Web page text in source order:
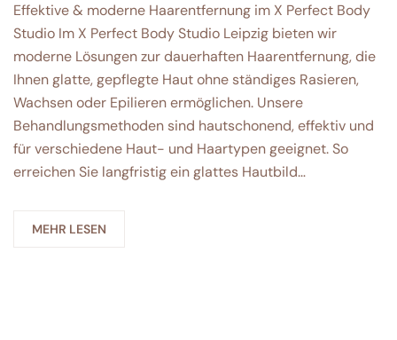
Effektive & moderne Haarentfernung im X Perfect Body
Studio Im X Perfect Body Studio Leipzig bieten wir
moderne Lösungen zur dauerhaften Haarentfernung, die
Ihnen glatte, gepflegte Haut ohne ständiges Rasieren,
Wachsen oder Epilieren ermöglichen. Unsere
Behandlungsmethoden sind hautschonend, effektiv und
für verschiedene Haut- und Haartypen geeignet. So
erreichen Sie langfristig ein glattes Hautbild…
MEHR LESEN